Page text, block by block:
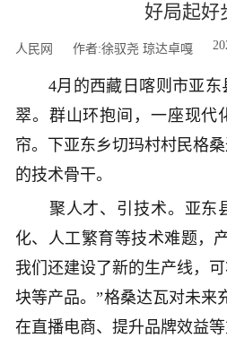
好局起好
人民网 作者:徐驭尧 琼达卓嘎
4月的西藏日喀则市亚东
翠。群山环抱间，一座现代
帘。下亚东乡切玛村村民格
的技术骨干。
聚人才、引技术。亚东县
化、人工繁育等技术难题，
我们还建设了新的生产线，
块等产品。”格桑达瓦对未来
在直播电商、提升品牌效益